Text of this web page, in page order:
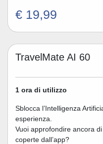
€ 19,99
TravelMate AI 60
1 ora di utilizzo
Sblocca l’Intelligenza
esperienza.
Vuoi approfondire ancora
coperte dall’app?